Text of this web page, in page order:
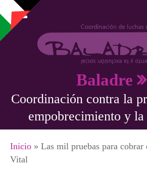
Pasar al contenido principal
Baladre
Coordinación contra la
empobrecimiento y
Se encuentra usted
Inicio » Las mil pruebas para
Vital